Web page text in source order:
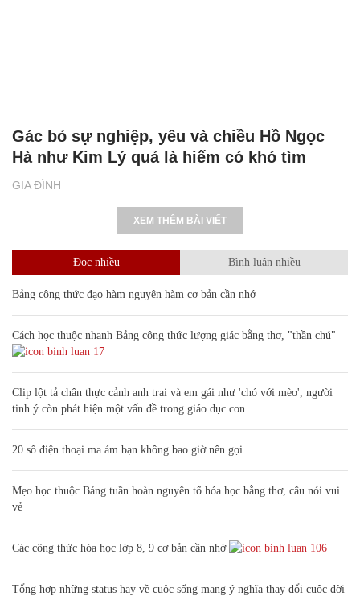
GIA ĐÌNH
Gác bỏ sự nghiệp, yêu và chiều Hồ Ngọc
Hà như Kim Lý quả là hiếm có khó tìm
XEM THÊM BÀI VIẾT
Đọc nhiều Bình luận nhiều
Bảng công thức đạo hàm nguyên hàm cơ bản cần nhớ
Cách học thuộc nhanh Bảng công thức lượng giác bằng thơ, "thần chú"
17
Clip lột tả chân thực cảnh anh trai và em gái như 'chó với mèo', người
tinh ý còn phát hiện một vấn đề trong giáo dục con
20 số điện thoại ma ám bạn không bao giờ nên gọi
Mẹo học thuộc Bảng tuần hoàn nguyên tố hóa học bằng thơ, câu nói vui
vẻ
Các công thức hóa học lớp 8, 9 cơ bản cần nhớ 106
Tổng hợp những status hay về cuộc sống mang ý nghĩa thay đổi cuộc đời